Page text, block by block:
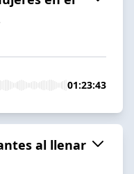
01:23:43
al llenar